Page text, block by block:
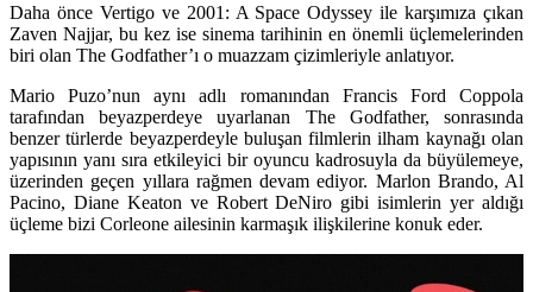
Daha önce Vertigo ve 2001: A Space Odyssey ile karşımıza çıkan
Zaven Najjar, bu kez ise sinema tarihinin en önemli üçlemelerinden
biri olan The Godfather’ı o muazzam çizimleriyle anlatıyor.
Mario Puzo’nun aynı adlı romanından Francis Ford Coppola
tarafından beyazperdeye uyarlanan The Godfather, sonrasında
benzer türlerde beyazperdeyle buluşan filmlerin ilham kaynağı olan
yapısının yanı sıra etkileyici bir oyuncu kadrosuyla da büyülemeye,
üzerinden geçen yıllara rağmen devam ediyor. Marlon Brando, Al
Pacino, Diane Keaton ve Robert DeNiro gibi isimlerin yer aldığı
üçleme bizi Corleone ailesinin karmaşık ilişkilerine konuk eder.